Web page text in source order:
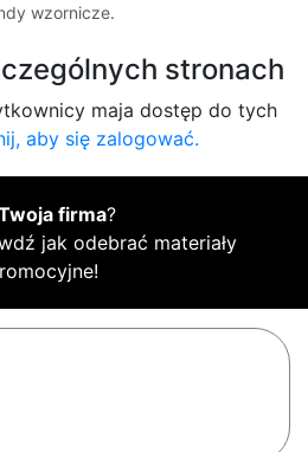
wzornicze.
stronach
maja dostęp do tych
aby się zalogować.
firma?
jak odebrać materiały